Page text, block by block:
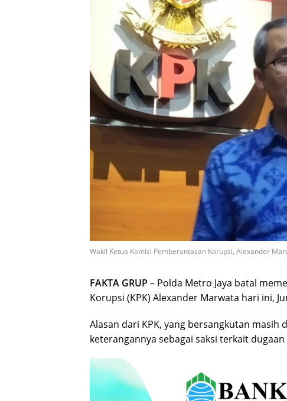
Wakil Ketua Komisi Pemberantasan Korupsi, Alexander
FAKTA GRUP – Polda Metro Jaya batal
Korupsi (KPK) Alexander Marwata hari ini,
Alasan dari KPK, yang bersangkutan
keterangannya sebagai saksi terkait